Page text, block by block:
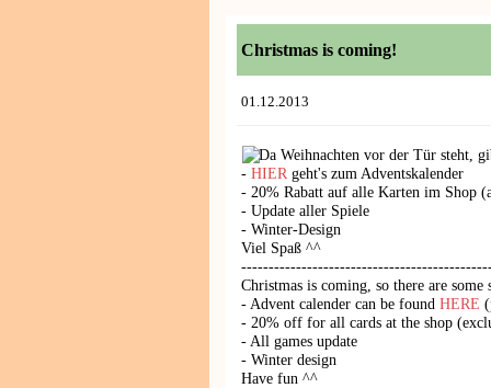
Christmas is coming!
01.12.2013
Da Weihnachten vor der Tür steht,
-HIER geht's zum Adventskalender
- 20% Rabatt auf alle Karten im Shop
- Update aller Spiele
- Winter-Design
Viel Spaß ^^
Christmas is coming, so there are
- Advent calender can be foundHERE
- 20% off for all cards at the shop
- All games update
- Winter design
Have fun ^^